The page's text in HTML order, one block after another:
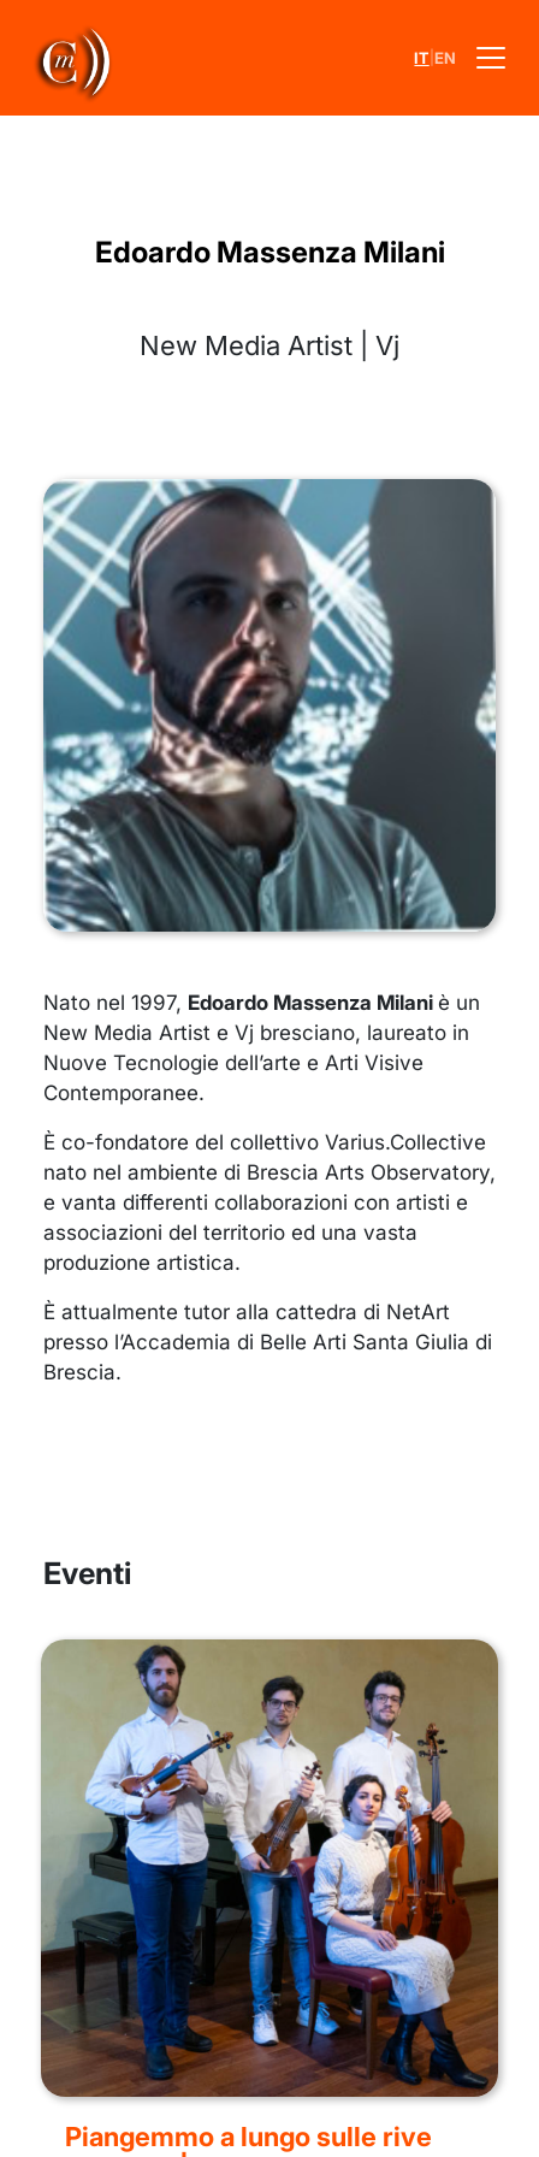
IT EN
Edoardo Massenza Milani
New Media Artist | Vj
Nato nel 1997, Edoardo Massenza Milani è un
New Media Artist e Vj bresciano, laureato in
Nuove Tecnologie dell’arte e Arti Visive
Contemporanee.
È co-fondatore del collettivo Varius.Collective
nato nel ambiente di Brescia Arts Observatory,
e vanta differenti collaborazioni con artisti e
associazioni del territorio ed una vasta
produzione artistica.
È attualmente tutor alla cattedra di NetArt
presso l’Accademia di Belle Arti Santa Giulia di
Brescia.
Eventi
Piangemmo a lungo sulle rive